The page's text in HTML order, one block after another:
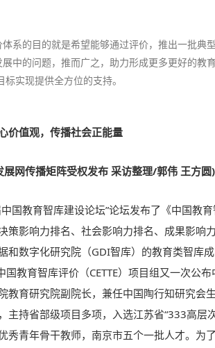
系的目的就是希望能够通过评价，推出一批典
中的问题，推而广之，助力形成更多更好的教
实现提供全方位的支持。
价值观，传播社会正能量
展网传播矩阵受权发布 采访整理/郭伟 王方圆)
国教育智库建设论坛”论坛发布了《中国教
策影响力排名、社会影响力排名、成果影响
和数字化研究院（GDI智库）的教育类智库
教育智库评价（CETTE）项目组又一次公
教育研究院副院长，兼任中国陶行知研究会
主持省部级项目多项，入选江苏省“333高层
秀青年骨干教师，南京市五个一批人才。为